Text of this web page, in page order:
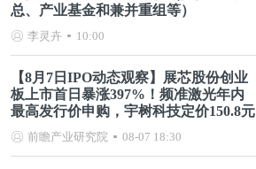
总、产业基金和兼并重组等）
李灵卉 10:00
【8月7日IPO动态观察】展芯股份创业
板上市首日暴涨397%！频准激光年内
最高发行价申购，宇树科技定价150.8元
前瞻产业研究院 08-07 18:30